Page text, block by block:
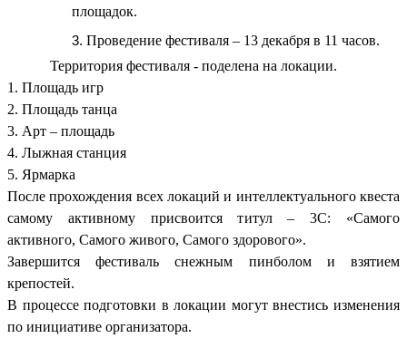
площадок.
Проведение фестиваля – 13 декабря в 11 часов.
Территория фестиваля - поделена на локации.
1. Площадь игр
2. Площадь танца
3. Арт – площадь
4. Лыжная станция
5. Ярмарка
После прохождения всех локаций и интеллектуального квеста
самому активному присвоится титул – 3С: «Самого
активного, Самого живого, Самого здорового».
Завершится фестиваль снежным пинболом и взятием
крепостей.
В процессе подготовки в локации могут внестись изменения
по инициативе организатора.